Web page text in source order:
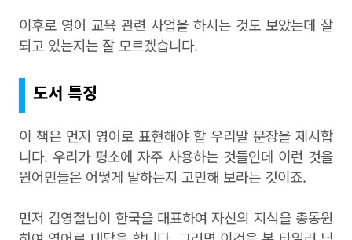
이후로 영어 교육 관련 사업을 하시는 것도 보았는데 잘
되고 있는지는 잘 모르겠습니다.
도서 특징
이 책은 먼저 영어로 표현해야 할 우리말 문장을 제시합
니다. 우리가 평소에 자주 사용하는 것들인데 이런 것을
원어민들은 어떻게 말하는지 고민해 보라는 것이죠.
먼저 김영철님이 한국을 대표하여 자신의 지식을 총동원